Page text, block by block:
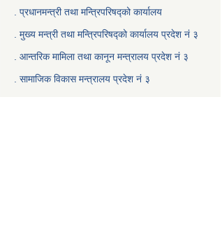
. प्रधानमन्त्री तथा मन्त्रिपरिषद्को कार्यालय
मुख्य मन्त्री तथा मन्त्रिपरिषद्को कार्यालय प्रदेश नं ३
आन्तरिक मामिला तथा कानून मन्त्रालय प्रदेश नं ३
सामाजिक विकास मन्त्रालय प्रदेश नं ३